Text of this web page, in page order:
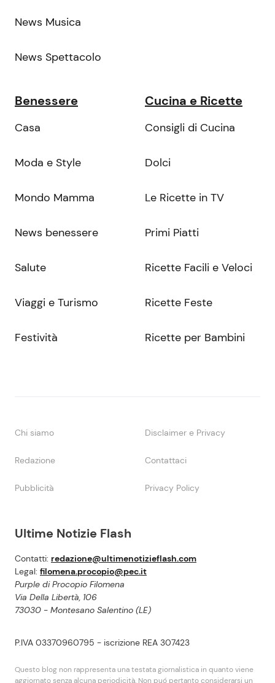
Ultime Notizie Flash
Contatti: redazione@ultimenotizieflash.com
Legal: filomena.procopio@pec.it
Purple di Procopio Filomena
Via Della Libertà, 106
73030 - Montesano Salentino (LE)
P.IVA 03370960795 - iscrizione REA 307423
Questo blog non rappresenta una testata giornalistica in quanto viene
aggiornato senza alcuna periodicità. Non puó pertanto considerarsi un
News Musica
News Spettacolo
Benessere
Casa
Moda e Style
Mondo Mamma
News benessere
Salute
Viaggi e Turismo
Festività
Cucina e Ricette
Consigli di Cucina
Dolci
Le Ricette in TV
Primi Piatti
Ricette Facili e Veloci
Ricette Feste
Ricette per Bambini
Chi siamo Disclaimer e Privacy
Redazione Contattaci
Pubblicità Privacy Policy